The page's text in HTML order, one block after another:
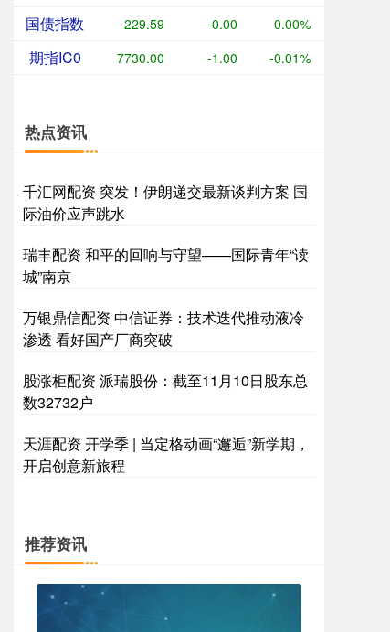
国债指数 229.59 -0.00 0.00%
期指IC0 7730.00 -1.00 -0.01%
热点资讯
千汇网配资 突发！伊朗递交最新谈判方案 国
际油价应声跳水
瑞丰配资 和平的回响与守望——国际青年“读
城”南京
万银鼎信配资 中信证券：技术迭代推动液冷
渗透 看好国产厂商突破
股涨柜配资 派瑞股份：截至11月10日股东总
数32732户
天涯配资 开学季 | 当定格动画“邂逅”新学期，
开启创意新旅程
推荐资讯